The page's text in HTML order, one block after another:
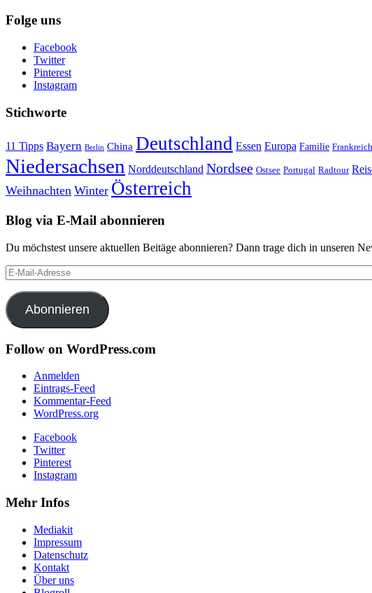
Folge uns
Facebook
Twitter
Pinterest
Instagram
Stichworte
11 Tipps Bayern Berlin China Deutschland Essen Europa Familie Frankreich
Niedersachsen Norddeutschland Nordsee Ostsee Portugal Radtour
Weihnachten Winter Österreich
Blog via E-Mail abonnieren
Du möchstest unsere aktuellen Beitäge abonnieren? Dann trage dich in unseren
E-
Mail-
Adresse
Abonnieren
Follow on WordPress.com
Anmelden
Eintrags-Feed
Kommentar-Feed
WordPress.org
Facebook
Twitter
Pinterest
Instagram
Mehr Infos
Mediakit
Impressum
Datenschutz
Kontakt
Über uns